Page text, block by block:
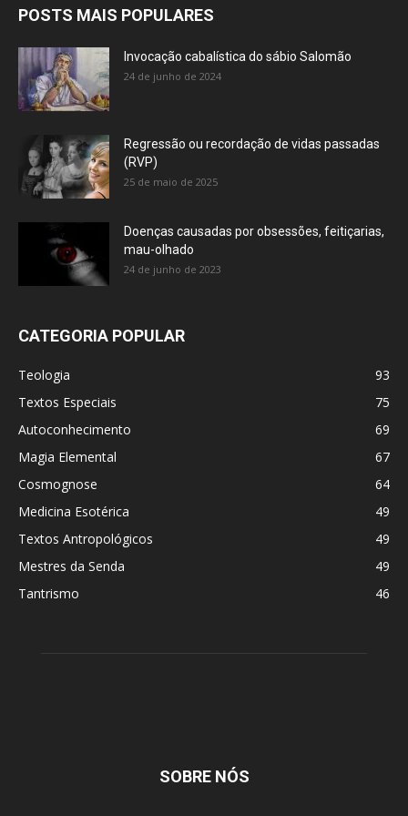
POSTS MAIS POPULARES
Invocação cabalística do sábio Salomão
24 de junho de 2024
Regressão ou recordação de vidas passadas
(RVP)
25 de maio de 2025
Doenças causadas por obsessões, feitiçarias,
mau-olhado
24 de junho de 2023
CATEGORIA POPULAR
Teologia
93
Textos Especiais
75
Autoconhecimento
69
Magia Elemental
67
Cosmognose
64
Medicina Esotérica
49
Textos Antropológicos
49
Mestres da Senda
49
Tantrismo
46
SOBRE NÓS